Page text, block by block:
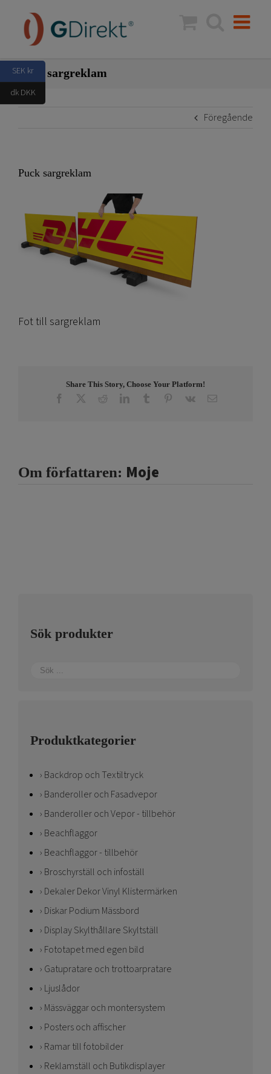
innehållet
Puck sargreklam
Föregående
Puck sargreklam
Fot till sargreklam
Share This Story, Choose Your Platform!
Facebook RedditLinkedInTumblr Pinterest
Vk E-
Om författaren: Moje
Sök produkter
Produktkategorier
Backdrop och Textiltryck
Banderoller och Fasadvepor
Banderoller och Vepor - tillbehör
Beachflaggor
Beachflaggor - tillbehör
Broschyrställ och infoställ
Dekaler Dekor Vinyl Klistermärken
Diskar Podium Mässbord
Display Skylthållare Skyltställ
Fototapet med egen bild
Gatupratare och trottoarpratare
Ljuslådor
Mässväggar och montersystem
Posters och affischer
Ramar till fotobilder
Reklamställ och Butikdisplayer
SEK kr
dk DKK